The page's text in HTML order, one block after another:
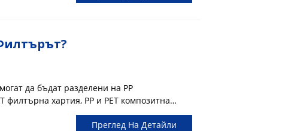
да бъдат разделени на PP
хартия, PP и PET композитна
хартия от стъклени влакна. Сред тях
Преглед На Детайли